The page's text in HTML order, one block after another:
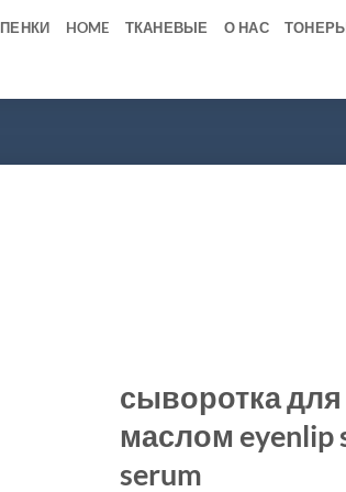
ПЕНКИ HOME ТКАНЕВЫЕ О НАС
сыворотка
маслом eyenlip
serum